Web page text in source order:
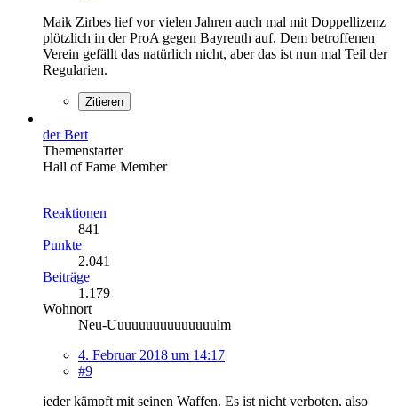
Maik Zirbes lief vor vielen Jahren auch mal mit Doppellizenz
plötzlich in der ProA gegen Bayreuth auf. Dem betroffenen
Verein gefällt das natürlich nicht, aber das ist nun mal Teil der
Regularien.
Zitieren
der Bert
Themenstarter
Hall of Fame Member
Reaktionen
841
Punkte
2.041
Beiträge
1.179
Wohnort
Neu-Uuuuuuuuuuuuuuulm
4. Februar 2018 um 14:17
#9
jeder kämpft mit seinen Waffen. Es ist nicht verboten, also